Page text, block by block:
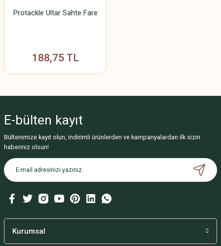
Protackle Ultar Sahte Fare
188,75 TL
E-bülten kayıt
Bültenimize kayıt olun, indirimli ürünlerden ve kampanyalardan ilk sizin
haberiniz olsun!
Kurumsal